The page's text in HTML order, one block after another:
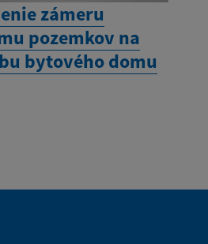
zámeru
pozemkov na
bytového domu